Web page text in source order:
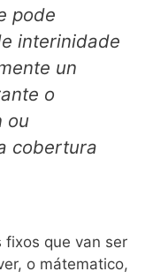
pode
interinidade
un
o
ou
cobertura
fixos que van ser
o mátematico,